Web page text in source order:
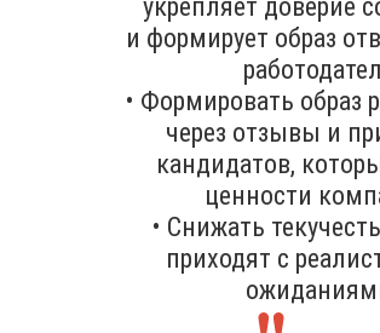
укрепляет доверие
и формирует образ
• Формировать образ
через отзывы и
кандидатов,
ценности
• Снижать
приходят с